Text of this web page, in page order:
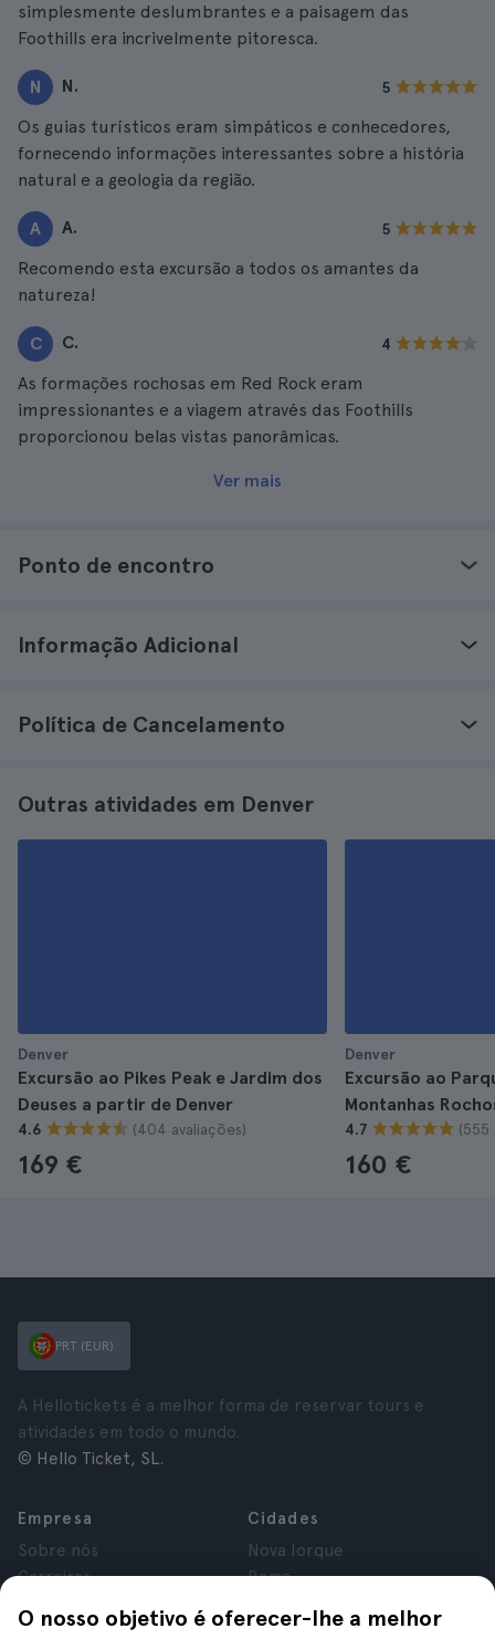
simplesmente deslumbrantes e a paisagem das
Foothills era incrivelmente pitoresca.
N N. 5
Os guias turísticos eram simpáticos e conhecedores,
fornecendo informações interessantes sobre a história
natural e a geologia da região.
A A. 5
Recomendo esta excursão a todos os amantes da
natureza!
C C. 4
As formações rochosas em Red Rock eram
impressionantes e a viagem através das Foothills
proporcionou belas vistas panorâmicas.
Ver mais
Ponto de encontro
Informação Adicional
Política de Cancelamento
Outras atividades em Denver
Denver
Excursão ao Pikes Peak e Jardim dos
Deuses a partir de Denver
4.6 (404 avaliações)
169 €
Denver
Excursão ao
Montanhas
4.7 (555
160 €
O nosso objetivo é oferecer-lhe a melhor
PRT (EUR)
A Hellotickets é a melhor forma de reservar tours e
atividades em todo o mundo.
© Hello Ticket, SL.
Empresa
Sobre nós
Carreiras
Avaliações
Cidades
Nova Iorque
Roma
Londres